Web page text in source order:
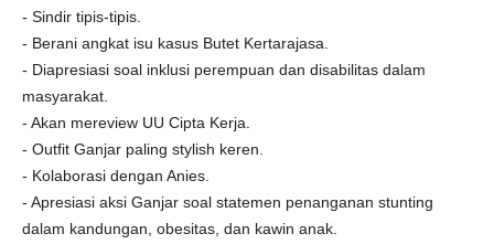
- Sindir tipis-tipis.
- Berani angkat isu kasus Butet Kertarajasa.
- Diapresiasi soal inklusi perempuan dan disabilitas dalam
masyarakat.
- Akan mereview UU Cipta Kerja.
- Outfit Ganjar paling stylish keren.
- Kolaborasi dengan Anies.
- Apresiasi aksi Ganjar soal statemen penanganan stunting
dalam kandungan, obesitas, dan kawin anak.